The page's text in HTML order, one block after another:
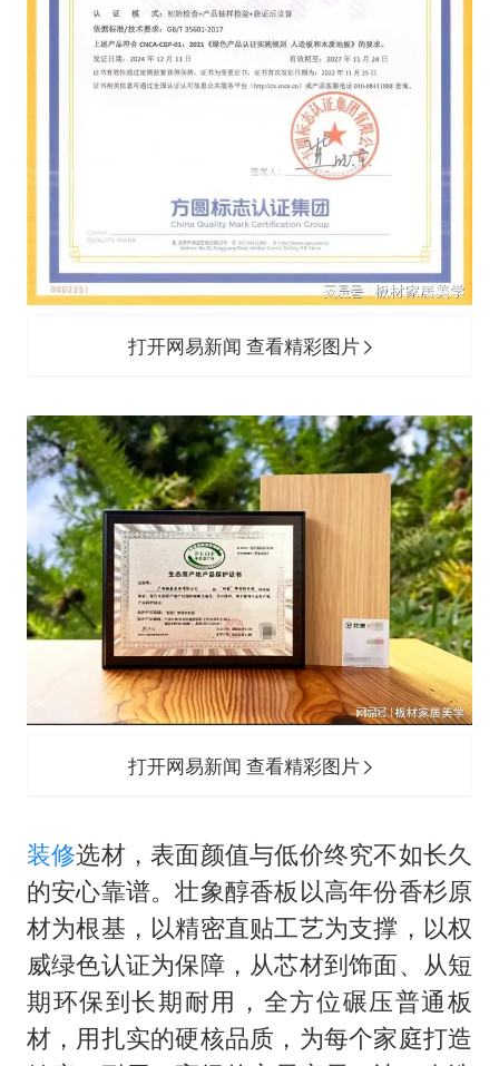
打开网易新闻 查看精彩图片
打开网易新闻 查看精彩图片
装修选材，表面颜值与低价终究不如长久
的安心靠谱。壮象醇香板以高年份香杉原
材为根基，以精密直贴工艺为支撑，以权
威绿色认证为保障，从芯材到饰面、从短
期环保到长期耐用，全方位碾压普通板
材，用扎实的硬核品质，为每个家庭打造